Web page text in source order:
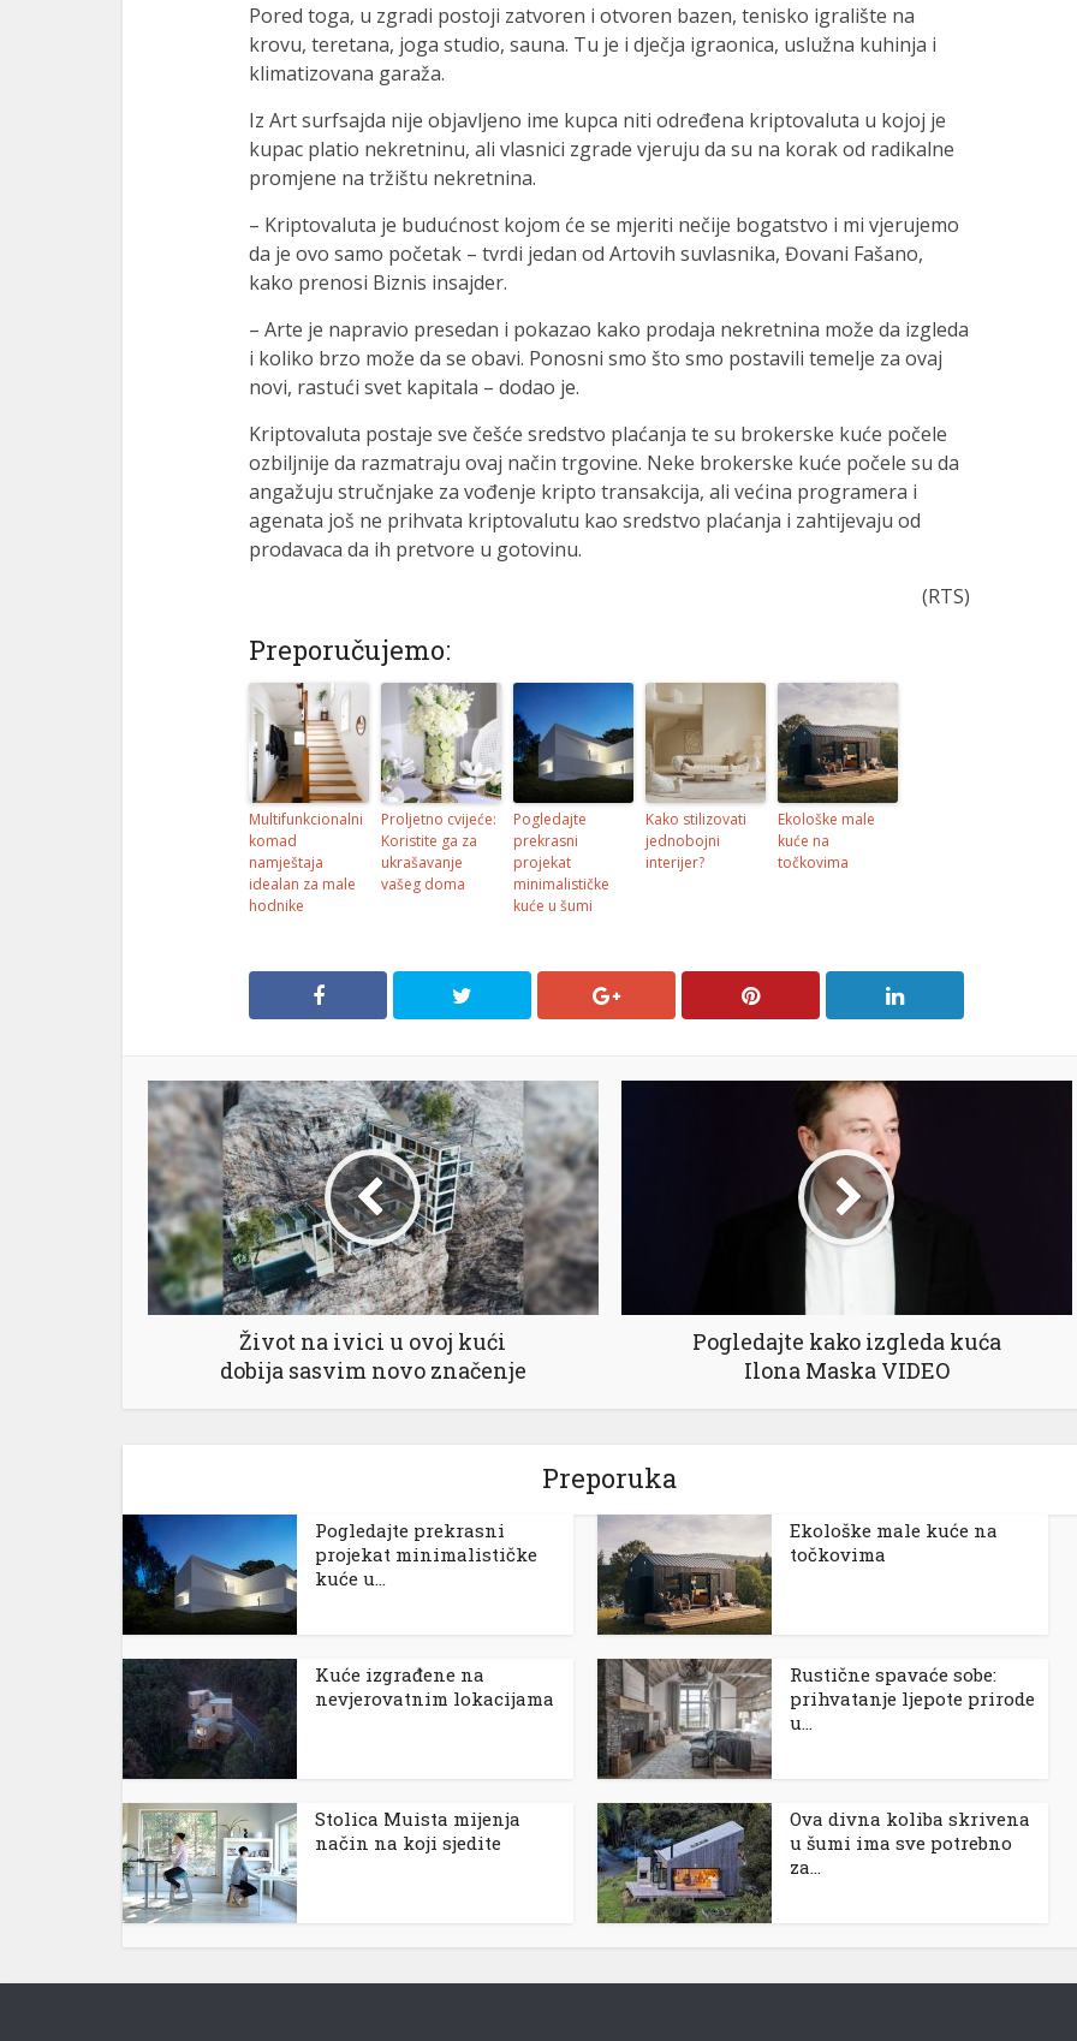
Pored toga, u zgradi postoji zatvoren i otvoren bazen, tenisko igralište na
krovu, teretana, joga studio, sauna. Tu je i dječja igraonica, uslužna kuhinja i
klimatizovana garaža.
Iz Art surfsajda nije objavljeno ime kupca niti određena kriptovaluta u kojoj je
kupac platio nekretninu, ali vlasnici zgrade vjeruju da su na korak od radikalne
promjene na tržištu nekretnina.
– Kriptovaluta je budućnost kojom će se mjeriti nečije bogatstvo i mi vjerujemo
da je ovo samo početak – tvrdi jedan od Artovih suvlasnika, Đovani Fašano,
kako prenosi Biznis insajder.
– Arte je napravio presedan i pokazao kako prodaja nekretnina može da izgleda
i koliko brzo može da se obavi. Ponosni smo što smo postavili temelje za ovaj
novi, rastući svet kapitala – dodao je.
Kriptovaluta postaje sve češće sredstvo plaćanja te su brokerske kuće počele
ozbiljnije da razmatraju ovaj način trgovine. Neke brokerske kuće počele su da
angažuju stručnjake za vođenje kripto transakcija, ali većina programera i
agenata još ne prihvata kriptovalutu kao sredstvo plaćanja i zahtijevaju od
prodavaca da ih pretvore u gotovinu.
(RTS)
Preporučujemo:
Multifunkcionalni
komad
namještaja
idealan za male
hodnike
Proljetno cvijeće:
Koristite ga za
ukrašavanje
vašeg doma
Pogledajte
prekrasni
projekat
minimalističke
kuće u šumi
Kako stilizovati
jednobojni
interijer?
Ekološke male
kuće na
točkovima
Život na ivici u ovoj kući
dobija sasvim novo značenje
Pogledajte kako izgleda kuća
Ilona Maska VIDEO
Preporuka
Pogledajte prekrasni
projekat minimalističke
kuće u...
Ekološke male kuće na
točkovima
Kuće izgrađene na
nevjerovatnim lokacijama
Rustične spavaće sobe:
prihvatanje ljepote prirode
u...
Stolica Muista mijenja
način na koji sjedite
Ova divna koliba skrivena
u šumi ima sve potrebno
za...